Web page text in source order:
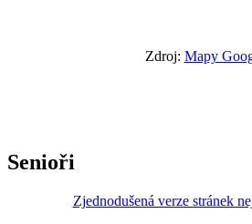
Zdroj: Mapy
Senioři
Zjednodušená verze stránek